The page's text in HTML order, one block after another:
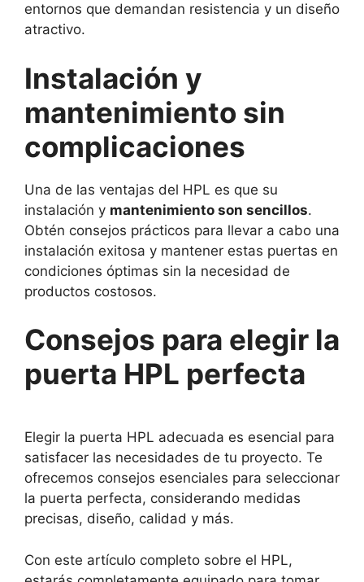
entornos que demandan resistencia y un diseño
atractivo.
Instalación y
mantenimiento sin
complicaciones
Una de las ventajas del HPL es que su
instalación y mantenimiento son sencillos.
Obtén consejos prácticos para llevar a cabo una
instalación exitosa y mantener estas puertas en
condiciones óptimas sin la necesidad de
productos costosos.
Consejos para elegir la
puerta HPL perfecta
Elegir la puerta HPL adecuada es esencial para
satisfacer las necesidades de tu proyecto. Te
ofrecemos consejos esenciales para seleccionar
la puerta perfecta, considerando medidas
precisas, diseño, calidad y más.
Con este artículo completo sobre el HPL,